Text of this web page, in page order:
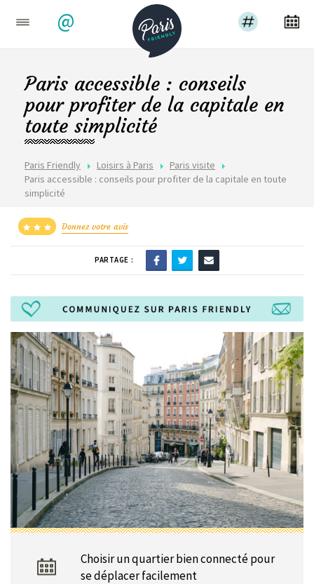
@
Paris Friendly Loisirs à Paris
Paris visite
Paris accessible : conseils pour profiter de la capitale en toute
simplicité
Paris accessible : conseils
pour profiter de la capitale en
toute simplicité
Donnez votre avis
PARTAGE :
Choisir un quartier bien connecté pour
se déplacer facilement